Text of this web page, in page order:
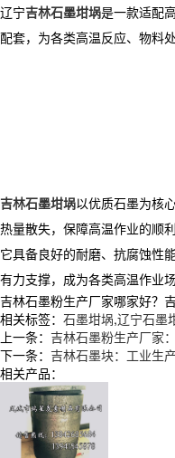
辽宁吉林石墨坩埚是一款适配
配套，为各类高温反应、物料
吉林石墨坩埚以优质石墨为核
热量散失，保障高温作业的顺
它具备良好的耐磨、抗腐蚀性
有力支撑，成为各类高温作业
吉林石墨粉生产厂家哪家好？
相关标签： 石墨坩埚,辽宁石墨
上一条： 吉林石墨粉生产厂家
下一条： 吉林石墨块：工业生
相关产品：